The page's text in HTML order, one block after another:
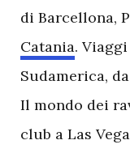
di Barcellona,
Catania.
Sudamerica,
Il mondo dei
club a Las